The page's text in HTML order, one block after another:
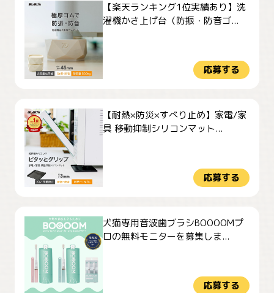
【楽天ランキング1位実績あり】洗
濯機かさ上げ台（防振・防音ゴ...
応募する
【耐熱×防災×すべり止め】家電/家
具 移動抑制シリコンマット...
応募する
犬猫専用音波歯ブラシBOOOOMプ
ロの無料モニターを募集しま...
応募する